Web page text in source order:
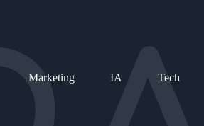
Marketing IA Tech